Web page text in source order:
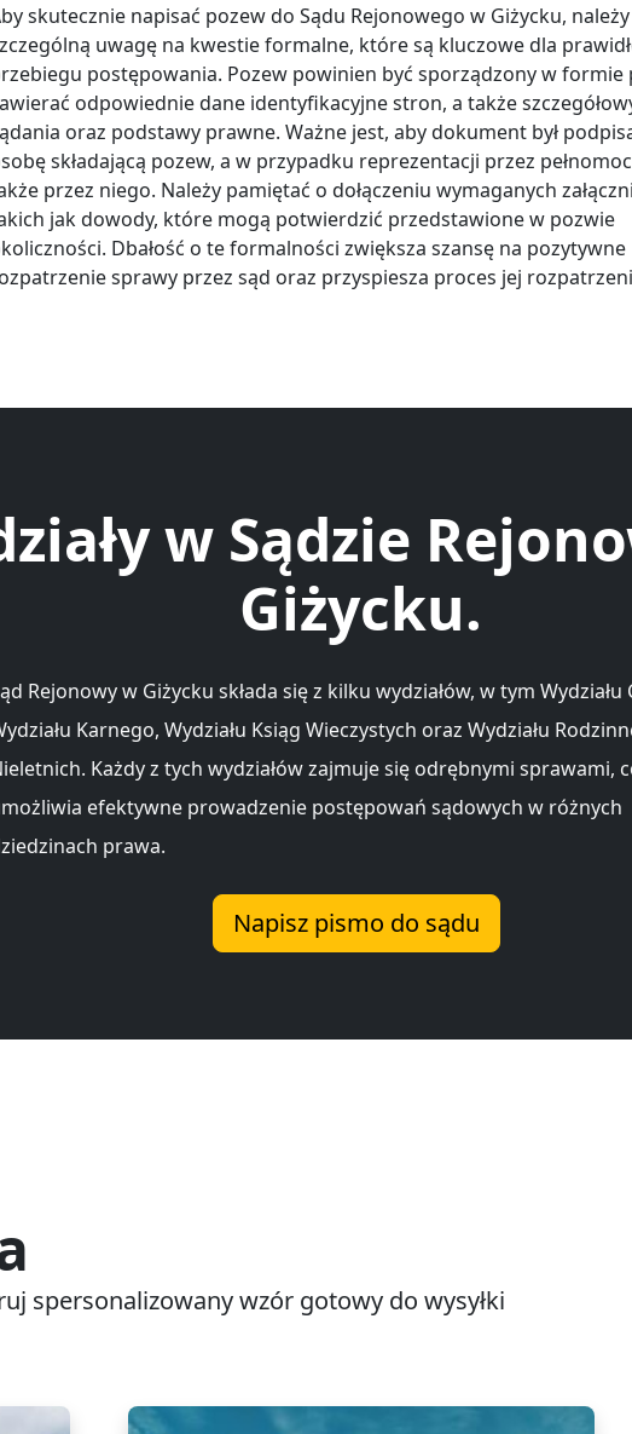
skutecznie napisać pozew do Sądu Rejonowego w Giżycku,
uwagę na kwestie formalne, które są kluczowe dla
postępowania. Pozew powinien być sporządzony w formie
odpowiednie dane identyfikacyjne stron, a także
oraz podstawy prawne. Ważne jest, aby dokument był
składającą pozew, a w przypadku reprezentacji przez
przez niego. Należy pamiętać o dołączeniu wymaganych
jak dowody, które mogą potwierdzić przedstawione w pozwie
Dbałość o te formalności zwiększa szansę na pozytywne
sprawy przez sąd oraz przyspiesza proces jej
w Sądzie
Giżycku.
Rejonowy w Giżycku składa się z kilku wydziałów, w tym Wydziału
Karnego, Wydziału Ksiąg Wieczystych oraz Wydziału
Każdy z tych wydziałów zajmuje się odrębnymi sprawami,
efektywne prowadzenie postępowań sądowych w różnych
prawa.
Napisz pismo do sądu
spersonalizowany wzór gotowy do wysyłki